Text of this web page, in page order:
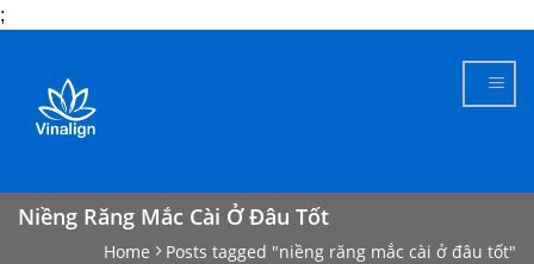
;
content
Niềng Răng Mắc Cài Ở Đâu Tốt
Home Posts tagged "niềng răng mắc cài ở đâu tốt"